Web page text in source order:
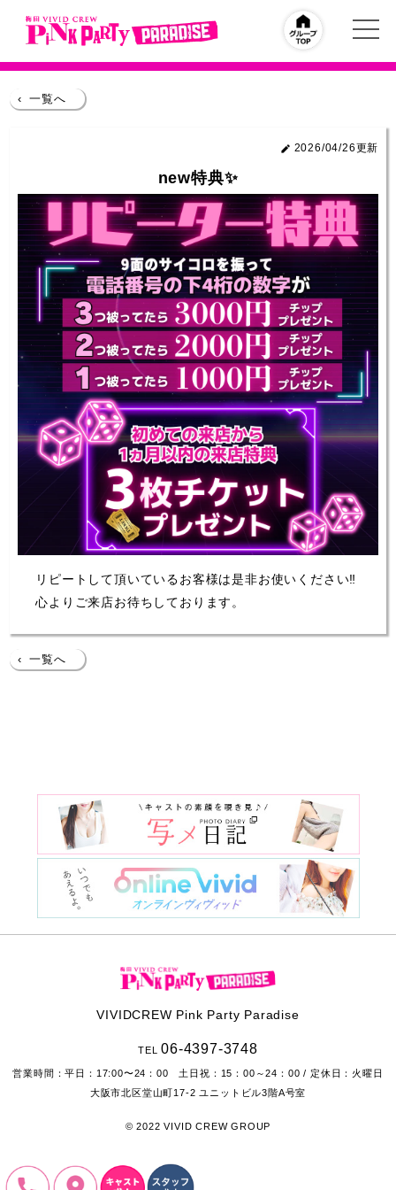
‹ 一覧へ
2026/04/26更新
new特典✨
リピートして頂いているお客様は是非お使いください‼
心よりご来店お待ちしております。
‹ 一覧へ
VIVIDCREW Pink Party Paradise
TEL06-4397-3748
営業時間：平日：17:00〜24：00 土日祝：15：00～24：00 / 定休日：火曜日
大阪市北区堂山町17-2 ユニットビル3階A号室
© 2022 VIVID CREW GROUP